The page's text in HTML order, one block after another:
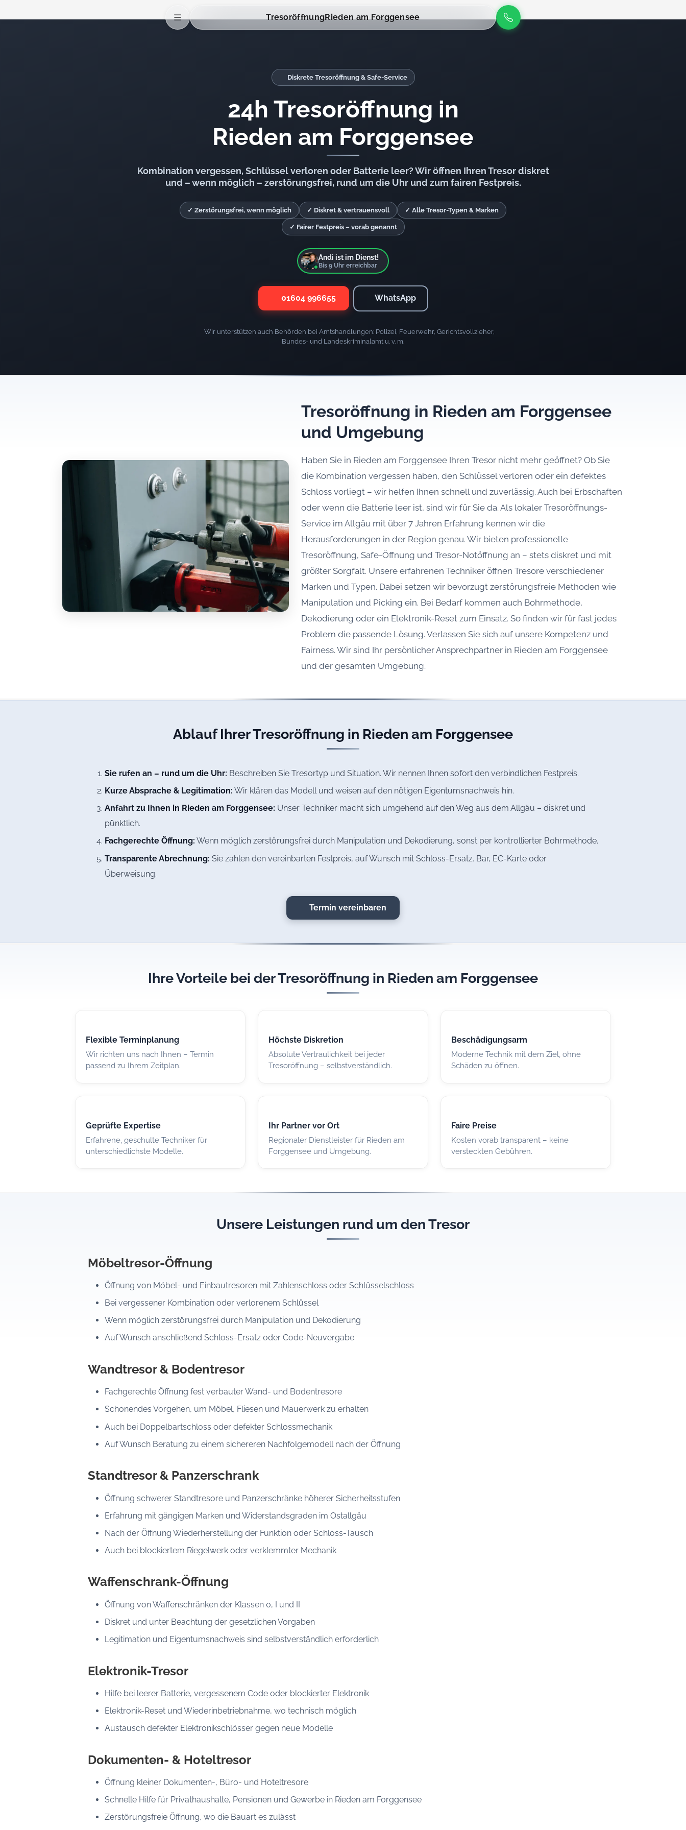
TresoröffnungRieden am Forggensee
Diskrete Tresoröffnung & Safe-Service
24h Tresoröffnung in
Rieden am Forggensee
Kombination vergessen, Schlüssel verloren oder Batterie leer? Wir öffnen Ihren Tresor diskret
und – wenn möglich – zerstörungsfrei, rund um die Uhr und zum fairen Festpreis.
✓ Zerstörungsfrei, wenn möglich ✓ Diskret & vertrauensvoll ✓ Alle Tresor-Typen & Marken
✓ Fairer Festpreis – vorab genannt
Andi ist im Dienst!
Bis 9 Uhr erreichbar
01604 996655 WhatsApp
Wir unterstützen auch Behörden bei Amtshandlungen: Polizei, Feuerwehr, Gerichtsvollzieher,
Bundes- und Landeskriminalamt u. v. m.
Tresoröffnung in Rieden am Forggensee
und Umgebung
Haben Sie in Rieden am Forggensee Ihren Tresor nicht mehr geöffnet? Ob Sie
die Kombination vergessen haben, den Schlüssel verloren oder ein defektes
Schloss vorliegt – wir helfen Ihnen schnell und zuverlässig. Auch bei Erbschaften
oder wenn die Batterie leer ist, sind wir für Sie da. Als lokaler Tresoröffnungs-
Service im Allgäu mit über 7 Jahren Erfahrung kennen wir die
Herausforderungen in der Region genau. Wir bieten professionelle
Tresoröffnung, Safe-Öffnung und Tresor-Notöffnung an – stets diskret und mit
größter Sorgfalt. Unsere erfahrenen Techniker öffnen Tresore verschiedener
Marken und Typen. Dabei setzen wir bevorzugt zerstörungsfreie Methoden wie
Manipulation und Picking ein. Bei Bedarf kommen auch Bohrmethode,
Dekodierung oder ein Elektronik-Reset zum Einsatz. So finden wir für fast jedes
Problem die passende Lösung. Verlassen Sie sich auf unsere Kompetenz und
Fairness. Wir sind Ihr persönlicher Ansprechpartner in Rieden am Forggensee
und der gesamten Umgebung.
Ablauf Ihrer Tresoröffnung in Rieden am Forggensee
Sie rufen an – rund um die Uhr: Beschreiben Sie Tresortyp und Situation. Wir nennen Ihnen sofort den verbindlichen Festpreis.
Kurze Absprache & Legitimation: Wir klären das Modell und weisen auf den nötigen Eigentumsnachweis hin.
Anfahrt zu Ihnen in Rieden am Forggensee: Unser Techniker macht sich umgehend auf den Weg aus dem Allgäu – diskret und
pünktlich.
Fachgerechte Öffnung: Wenn möglich zerstörungsfrei durch Manipulation und Dekodierung, sonst per kontrollierter Bohrmethode.
Transparente Abrechnung: Sie zahlen den vereinbarten Festpreis, auf Wunsch mit Schloss-Ersatz. Bar, EC-Karte oder
Überweisung.
Termin vereinbaren
Ihre Vorteile bei der Tresoröffnung in Rieden am Forggensee
Flexible Terminplanung
Wir richten uns nach Ihnen – Termin
passend zu Ihrem Zeitplan.
Höchste Diskretion
Absolute Vertraulichkeit bei jeder
Tresoröffnung – selbstverständlich.
Beschädigungsarm
Moderne Technik mit dem Ziel, ohne
Schäden zu öffnen.
Geprüfte Expertise
Erfahrene, geschulte Techniker für
unterschiedlichste Modelle.
Ihr Partner vor Ort
Regionaler Dienstleister für Rieden am
Forggensee und Umgebung.
Faire Preise
Kosten vorab transparent – keine
versteckten Gebühren.
Unsere Leistungen rund um den Tresor
Möbeltresor-Öffnung
Öffnung von Möbel- und Einbautresoren mit Zahlenschloss oder Schlüsselschloss
Bei vergessener Kombination oder verlorenem Schlüssel
Wenn möglich zerstörungsfrei durch Manipulation und Dekodierung
Auf Wunsch anschließend Schloss-Ersatz oder Code-Neuvergabe
Wandtresor & Bodentresor
Fachgerechte Öffnung fest verbauter Wand- und Bodentresore
Schonendes Vorgehen, um Möbel, Fliesen und Mauerwerk zu erhalten
Auch bei Doppelbartschloss oder defekter Schlossmechanik
Auf Wunsch Beratung zu einem sichereren Nachfolgemodell nach der Öffnung
Standtresor & Panzerschrank
Öffnung schwerer Standtresore und Panzerschränke höherer Sicherheitsstufen
Erfahrung mit gängigen Marken und Widerstandsgraden im Ostallgäu
Nach der Öffnung Wiederherstellung der Funktion oder Schloss-Tausch
Auch bei blockiertem Riegelwerk oder verklemmter Mechanik
Waffenschrank-Öffnung
Öffnung von Waffenschränken der Klassen 0, I und II
Diskret und unter Beachtung der gesetzlichen Vorgaben
Legitimation und Eigentumsnachweis sind selbstverständlich erforderlich
Elektronik-Tresor
Hilfe bei leerer Batterie, vergessenem Code oder blockierter Elektronik
Elektronik-Reset und Wiederinbetriebnahme, wo technisch möglich
Austausch defekter Elektronikschlösser gegen neue Modelle
Dokumenten- & Hoteltresor
Öffnung kleiner Dokumenten-, Büro- und Hoteltresore
Schnelle Hilfe für Privathaushalte, Pensionen und Gewerbe in Rieden am Forggensee
Zerstörungsfreie Öffnung, wo die Bauart es zulässt